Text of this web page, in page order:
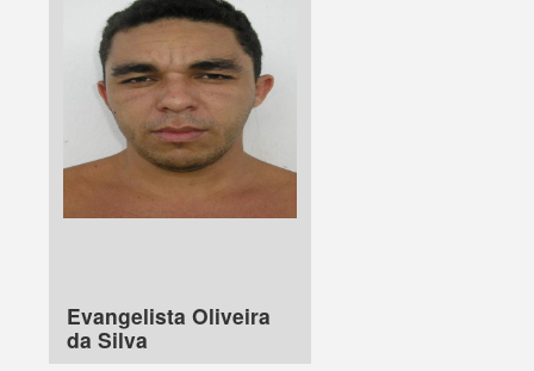
Evangelista Oliveira
da Silva